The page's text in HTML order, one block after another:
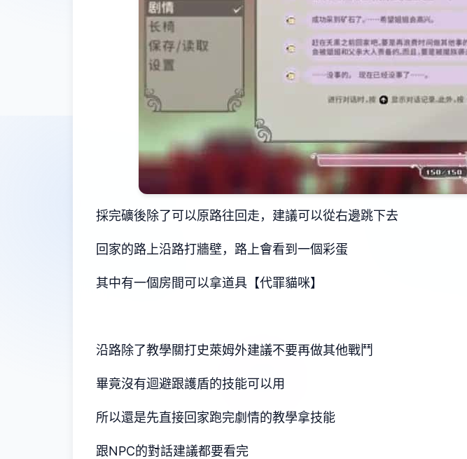
採完礦後除了可以原路往回走，建議可以從右邊跳下去
回家的路上沿路打牆壁，路上會看到一個彩蛋
其中有一個房間可以拿道具【代罪貓咪】
沿路除了教學關打史萊姆外建議不要再做其他戰鬥
畢竟沒有迴避跟護盾的技能可以用
所以還是先直接回家跑完劇情的教學拿技能
跟NPC的對話建議都要看完